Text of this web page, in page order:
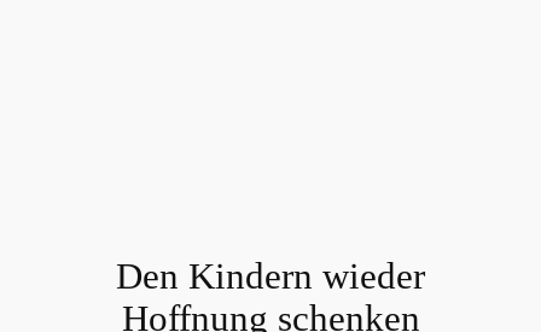
Den Kindern wieder
Hoffnung schenken